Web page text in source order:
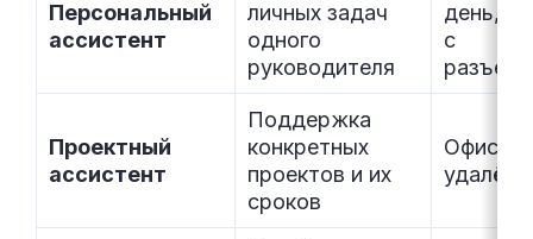
Персональный
ассистент
личных задач
одного
руководителя
день,
с
Проектный
ассистент
Поддержка
конкретных
проектов и их
сроков
Офис